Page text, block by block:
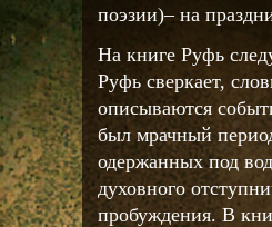
поэзии)– на
На книге Руфь
Руфь сверкает,
описываются
был мрачный
одержанных под
духовного
пробуждения. В